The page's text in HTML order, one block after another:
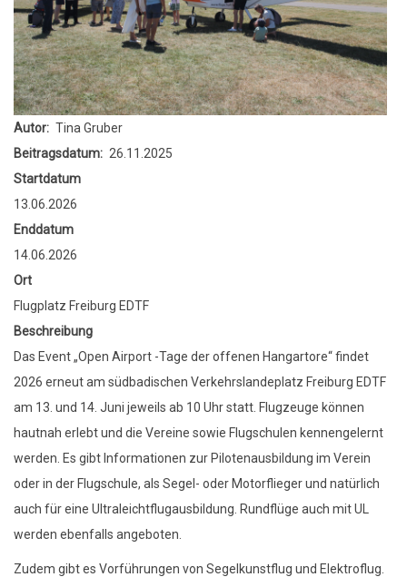
Autor
Tina Gruber
Beitragsdatum
26.11.2025
Startdatum
13.06.2026
Enddatum
14.06.2026
Ort
Flugplatz Freiburg EDTF
Beschreibung
Das Event „Open Airport -Tage der offenen Hangartore“ findet
2026 erneut am südbadischen Verkehrslandeplatz Freiburg EDTF
am 13. und 14. Juni jeweils ab 10 Uhr statt. Flugzeuge können
hautnah erlebt und die Vereine sowie Flugschulen kennengelernt
werden. Es gibt Informationen zur Pilotenausbildung im Verein
oder in der Flugschule, als Segel- oder Motorflieger und natürlich
auch für eine Ultraleichtflugausbildung. Rundflüge auch mit UL
werden ebenfalls angeboten.
Zudem gibt es Vorführungen von Segelkunstflug und Elektroflug.